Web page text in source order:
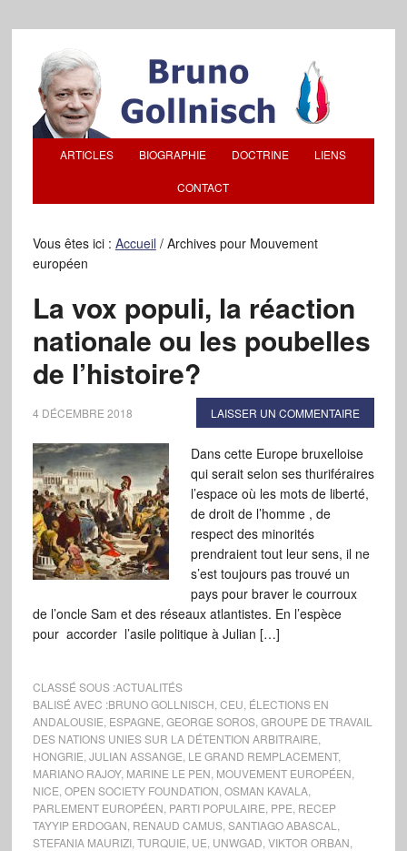
ARTICLES BIOGRAPHIE DOCTRINE LIENS
CONTACT
Vous êtes ici : Accueil /Archives pour Mouvement
européen
La vox populi, la réaction
nationale ou les poubelles
de l’histoire?
4 DÉCEMBRE 2018 LAISSER UN COMMENTAIRE
Dans cette Europe bruxelloise
qui serait selon ses thuriféraires
l’espace où les mots de liberté,
de droit de l’homme , de
respect des minorités
prendraient tout leur sens, il ne
s’est toujours pas trouvé un
pays pour braver le courroux
de l’oncle Sam et des réseaux atlantistes. En l’espèce
pour accorder l’asile politique à Julian […]
CLASSÉ SOUS :ACTUALITÉS
BALISÉ AVEC :BRUNO GOLLNISCH CEU ÉLECTIONS EN
ANDALOUSIE ESPAGNE GEORGE SOROS, GROUPE DE TRAVAIL
DES NATIONS UNIES SUR LA DÉTENTION ARBITRAIRE
HONGRIE JULIAN ASSANGE LE GRAND REMPLACEMENT,
MARIANO RAJOY, MARINE LE PEN MOUVEMENT EUROPÉEN
NICE OPEN SOCIETY FOUNDATION OSMAN KAVALA,
PARLEMENT EUROPÉEN PARTI POPULAIRE PPE RECEP
TAYYIP ERDOGAN RENAUD CAMUS, SANTIAGO ABASCAL
STEFANIA MAURIZI, TURQUIE UE UNWGAD VIKTOR ORBAN